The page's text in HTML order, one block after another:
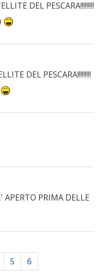
DEL PESCARA!!!!!!!!!
DEL PESCARA!!!!!!!!!
PRIMA DELLE
5 6